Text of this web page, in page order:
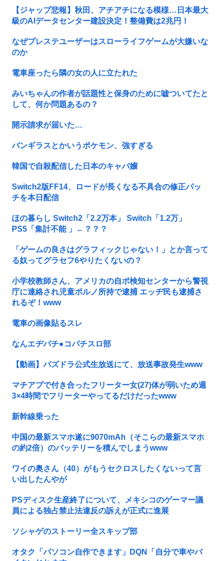
【ジャップ悲報】秋田、アチアチになる模様…日本最大
級のAIデータセンター建設決定！整備費は2兆円！
なぜプレステユーザーはスローライフゲームが大嫌いな
のか
電車座ったら隣の女の人に立たれた
みいちゃんの作者が話題性と保身のために嘘ついてたと
して、何か問題あるの？
開示請求が届いた…
バンギラスとかいうポケモン、強すぎる
韓国で自殺配信した日本のキャバ嬢
Switch2版FF14、ロードが長くなる不具合の修正パッ
チを本日配信
ほの暮らし Switch2「2.2万本」 Switch「1.2万」
PS5「集計不能 」←？？？
「ゲームの良さはグラフィックじゃない！」とか言って
る奴ってグラセフ6やりたくないの？
小学校教師さん、アメリカの自ポ検知センターから警視
庁に連絡され児童ポルノ所持で逮捕 エッヂ民も逮捕さ
れるぞ！www
電車の画像貼るスレ
なんエヂパチ●コパチスロ部
【動画】パズドラ公式生放送にて、放送事故発生www
マチアプで付き合ったフリーター女(27)体が弱いため週
3×4時間でフリーターやってるだけだったwww
新幹線乗った
中国の最新スマホ遂に9070mAh（そこらの最新スマホ
の約2倍）のバッテリーを積んでしまうwww
ワイの奥さん（40）がもうセクロスしたくないって言
い出したんやが
PSディスク生産終了について、メキシコのゲーマー議
員による独占禁止法違反の訴えが正式に進展
ソシャゲのストーリー全スキップ部
オタク「パソコン自作できます」DQN「自分で車やバ